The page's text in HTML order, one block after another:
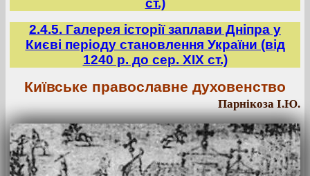
ст.)
2.4.5. Галерея історії заплави Дніпра у
Києві періоду становлення України (від
1240 р. до сер. ХІХ ст.)
Київське православне духовенство
Парнікоза І.Ю.